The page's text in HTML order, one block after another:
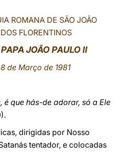
العربيّة
中文
LATINE
ROMANA DE SÃO JOÃO
FLORENTINOS
JOÃO PAULO II
de Março de 1981
é que hás-de adorar, só a Ele
dirigidas por Nosso
tentador, e colocadas